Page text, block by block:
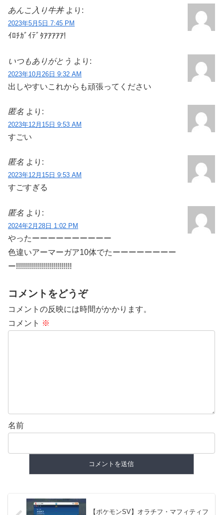
あんこ入り牛丼 より:
2023年5月5日 7:45 PM
ｲﾛﾁｶﾞｲﾃﾞﾀｱｱｱｱｱ!
いつもありがとう より:
2023年10月26日 9:32 AM
出しやすいこれからも頑張ってください
匿名 より:
2023年12月15日 9:53 AM
すごい
匿名 より:
2023年12月15日 9:53 AM
すごすぎる
匿名 より:
2024年2月28日 1:02 PM
やったーーーーーーーーーー
色違いアーマーガア10体でたーーーーーーーー
ー!!!!!!!!!!!!!!!!!!!!!!!!!!!!
コメントをどうぞ
コメントの反映には時間がかかります。
コメント ※
名前
【ポケモンSV】オラチフ・マフィティフ